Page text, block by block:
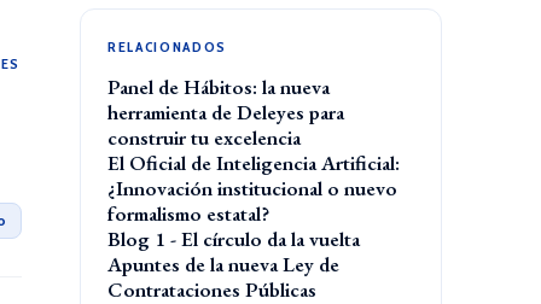
RELACIONADOS
Panel de Hábitos: la nueva
herramienta de Deleyes para
construir tu excelencia
El Oficial de Inteligencia Artificial:
¿Innovación institucional o nuevo
formalismo estatal?
Blog 1 - El círculo da la vuelta
Apuntes de la nueva Ley de
Contrataciones Públicas